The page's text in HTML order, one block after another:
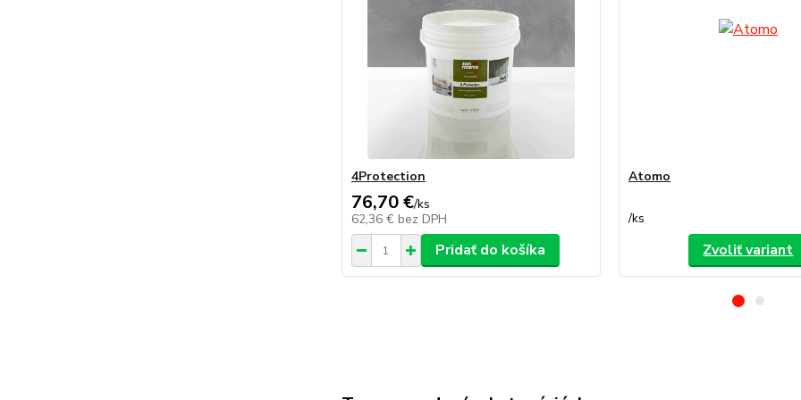
4Protection
76,70 €/ks
62,36 € bez DPH
Pridať do košíka
Atomo
/ks
Zvoliť variant